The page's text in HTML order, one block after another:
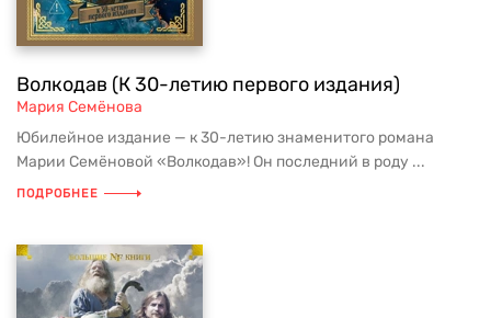
Волкодав (К 30-летию первого издания)
Мария Семёнова
Юбилейное издание — к 30-летию знаменитого романа
Марии Семёновой «Волкодав»! Он последний в роду ...
ПОДРОБНЕЕ